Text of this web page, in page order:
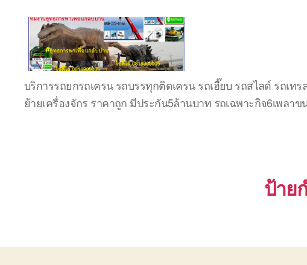
บริษัท
รถ
บรรทุก
รับจ้าง
บริการรถยกรถเครน รถบรรทุกติดเครน รถเฮี๊ยบ รถสไลด์ รถเทร
ย้ายเครื่องจักร ราคาถูก มีประกัน5ล้านบาท รถเฉพาะกิจ6เพลาข
ป้าย